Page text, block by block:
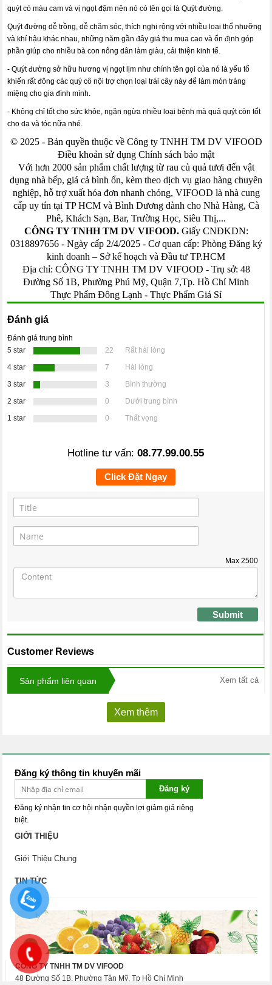
quýt có màu cam và vị ngọt đậm nên nó có tên gọi là Quýt đường.
Quýt đường dễ trồng, dễ chăm sóc, thích nghi rộng với nhiều loại thổ nhưỡng
và khí hậu khác nhau, những năm gần đây giá thu mua cao và ổn định góp
phần giúp cho nhiều bà con nông dân làm giàu, cải thiện kinh tế.
- Quýt đường sở hữu hương vị ngọt lịm như chính tên gọi của nó là yếu tố
khiến rất đông các quý cô nội trợ chọn loại trái cây này để làm món tráng
miệng cho gia đình mình.
- Không chỉ tốt cho sức khỏe, ngăn ngừa nhiều loại bệnh mà quả quýt còn tốt
cho da và tóc nữa nhé.
© 2025 - Bản quyền thuộc về Công ty TNHH TM DV VIFOOD
Điều khoản sử dụng Chính sách bảo mật
Với hơn 2000 sản phẩm chất lượng từ rau củ quả tươi đến vật
dụng nhà bếp, giá cả bình ổn, kèm theo dịch vụ giao hàng chuyên
nghiệp, hỗ trợ xuất hóa đơn nhanh chóng, VIFOOD là nhà cung
cấp uy tín tại TP HCM và Bình Dương dành cho Nhà Hàng, Cà
Phê, Khách Sạn, Bar, Trường Học, Siêu Thị,...
CÔNG TY TNHH TM DV VIFOOD.Giấy CNĐKDN:
0318897656 - Ngày cấp 2/4/2025 - Cơ quan cấp: Phòng Đăng ký
kinh doanh – Sở kế hoạch và Đầu tư TP.HCM
Địa chỉ: CÔNG TY TNHH TM DV VIFOOD - Trụ sở: 48
Đường Số 1B, Phường Phú Mỹ, Quận 7,Tp. Hồ Chí Minh
Thực Phẩm Đông Lạnh - Thực Phẩm Giá Sỉ
Đánh giá
Đánh giá trung bình
5 star
22
Rất hài lòng
4 star
7
Hài lòng
3 star
3
Bình thường
2 star
0
Dưới trung bình
1 star
0 Thất vọng
Hotline tư vấn: 08.77.99.00.55
Click Đặt Ngay
Max 2500
Submit
Customer Reviews
Sản phẩm liên quan Xem tất cả
Xem thêm
Đăng ký thông tin khuyến mãi
Đăng ký
Đăng ký nhận tin cơ hội nhận quyền lợi giảm giá riêng
biệt.
GIỚI THIỆU
Giới Thiệu Chung
TIN TỨC
CÔNG TY TNHH TM DV VIFOOD
48 Đường Số 1B, Phường Tân Mỹ, Tp Hồ Chí Minh